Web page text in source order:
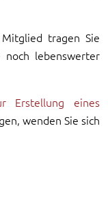
tragen Sie
noch lebenswerter
Erstellung eines
wenden Sie sich